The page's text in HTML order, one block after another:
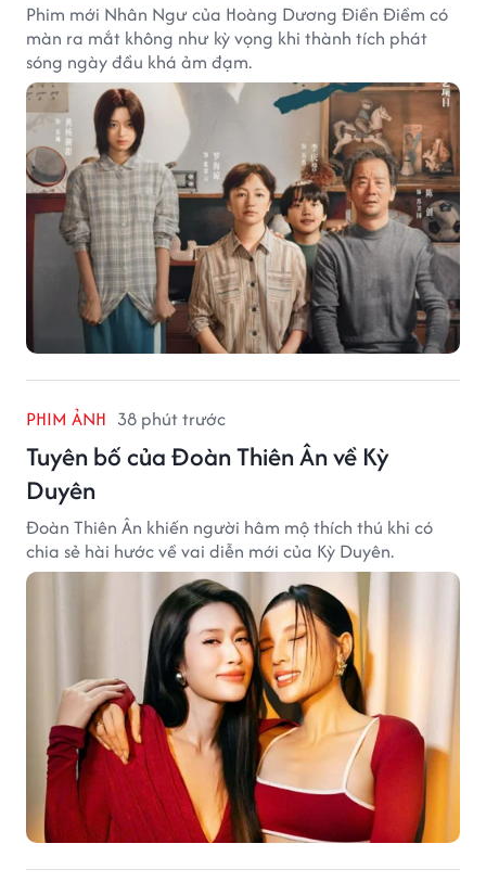
Phim mới Nhân Ngư của Hoàng Dương Điền Điềm có
màn ra mắt không như kỳ vọng khi thành tích phát
sóng ngày đầu khá ảm đạm.
PHIM ẢNH 38 phút trước
Tuyên bố của Đoàn Thiên Ân về Kỳ
Duyên
Đoàn Thiên Ân khiến người hâm mộ thích thú khi có
chia sẻ hài hước về vai diễn mới của Kỳ Duyên.